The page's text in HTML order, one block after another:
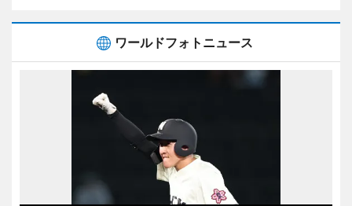
ワールドフォトニュース